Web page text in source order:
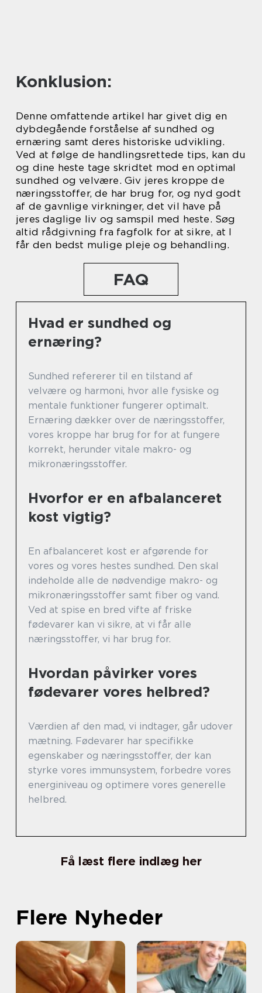
Konklusion:
Denne omfattende artikel har givet dig en
dybdegående forståelse af sundhed og
ernæring samt deres historiske udvikling.
Ved at følge de handlingsrettede tips, kan du
og dine heste tage skridtet mod en optimal
sundhed og velvære. Giv jeres kroppe de
næringsstoffer, de har brug for, og nyd godt
af de gavnlige virkninger, det vil have på
jeres daglige liv og samspil med heste. Søg
altid rådgivning fra fagfolk for at sikre, at I
får den bedst mulige pleje og behandling.
FAQ
Hvad er sundhed og
ernæring?
Sundhed refererer til en tilstand af
velvære og harmoni, hvor alle fysiske og
mentale funktioner fungerer optimalt.
Ernæring dækker over de næringsstoffer,
vores kroppe har brug for for at fungere
korrekt, herunder vitale makro- og
mikronæringsstoffer.
Hvorfor er en afbalanceret
kost vigtig?
En afbalanceret kost er afgørende for
vores og vores hestes sundhed. Den skal
indeholde alle de nødvendige makro- og
mikronæringsstoffer samt fiber og vand.
Ved at spise en bred vifte af friske
fødevarer kan vi sikre, at vi får alle
næringsstoffer, vi har brug for.
Hvordan påvirker vores
fødevarer vores helbred?
Værdien af den mad, vi indtager, går udover
mætning. Fødevarer har specifikke
egenskaber og næringsstoffer, der kan
styrke vores immunsystem, forbedre vores
energiniveau og optimere vores generelle
helbred.
Få læst flere indlæg her
Flere Nyheder